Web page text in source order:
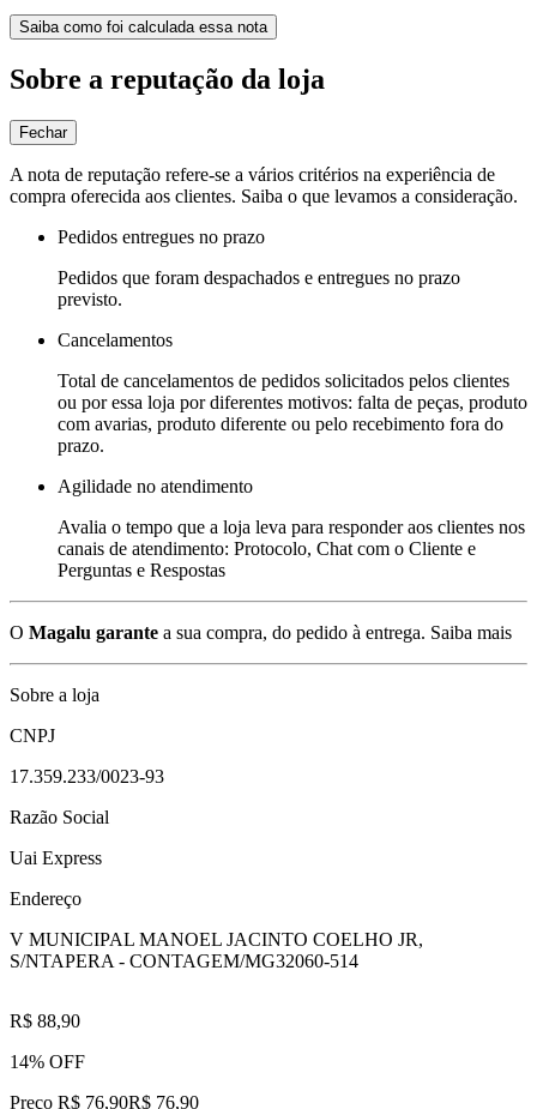
Saiba como foi calculada essa nota
Sobre a reputação da loja
Fechar
A nota de reputação refere-se a vários critérios na experiência de
compra oferecida aos clientes. Saiba o que levamos a consideração.
Pedidos entregues no prazo
Pedidos que foram despachados e entregues no prazo
previsto.
Cancelamentos
Total de cancelamentos de pedidos solicitados pelos clientes
ou por essa loja por diferentes motivos: falta de peças, produto
com avarias, produto diferente ou pelo recebimento fora do
prazo.
Agilidade no atendimento
Avalia o tempo que a loja leva para responder aos clientes nos
canais de atendimento: Protocolo, Chat com o Cliente e
Perguntas e Respostas
O Magalu garante a sua compra, do pedido à entrega. Saiba mais
Sobre a loja
CNPJ
17.359.233/0023-93
Razão Social
Uai Express
Endereço
V MUNICIPAL MANOEL JACINTO COELHO JR,
S/NTAPERA - CONTAGEM/MG32060-514
R$ 88,90
14% OFF
Preço R$ 76,90R$ 76,90